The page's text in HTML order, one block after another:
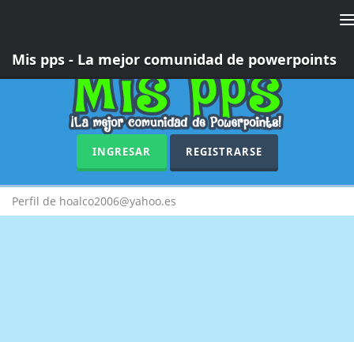
Mis pps - La mejor comunidad de powerpoints
INGRESAR REGISTRARSE
Perfil de hoalco2006@yahoo.es